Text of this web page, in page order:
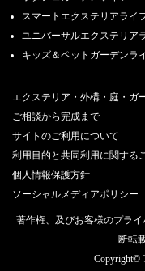
スマートエクステリアライ
ユニバーサルエクステリア
キッズ＆ペットガーデンラ
エクステリア・外構・庭・ガ
ご相談から完成まで
サイトのご利用について
利用目的と共同利用に関する
個人情報保護方針
ソーシャルメディアポリシー
著作権、及びお客様のプラ
断転
Copyright©